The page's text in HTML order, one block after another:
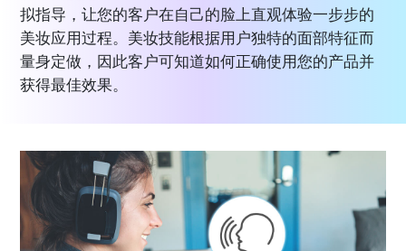
拟指导，让您的客户在自己的脸上直观体验一步步的
美妆应用过程。美妆技能根据用户独特的面部特征而
量身定做，因此客户可知道如何正确使用您的产品并
获得最佳效果。